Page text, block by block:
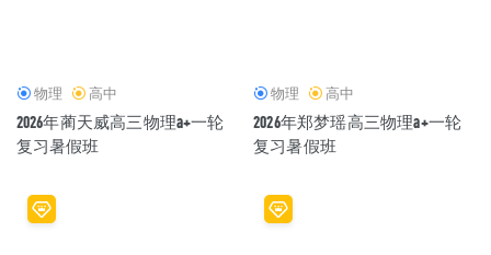
物理 高中
2026年蔺天威高三物理a+一轮
复习暑假班
物理 高中
2026年郑梦瑶高三物理a+一轮
复习暑假班